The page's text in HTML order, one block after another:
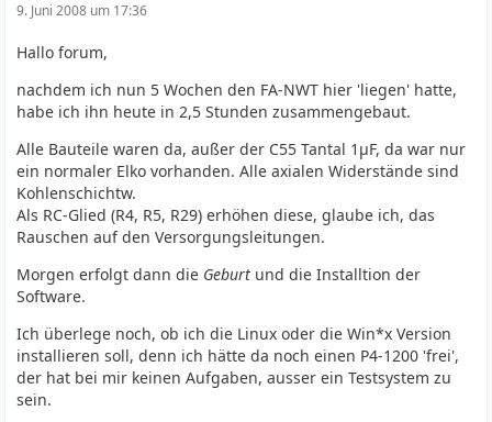
9. Juni 2008 um 17:36
Hallo forum,
nachdem ich nun 5 Wochen den FA-NWT hier 'liegen' hatte,
habe ich ihn heute in 2,5 Stunden zusammengebaut.
Alle Bauteile waren da, außer der C55 Tantal 1µF, da war nur
ein normaler Elko vorhanden. Alle axialen Widerstände sind
Kohlenschichtw.
Als RC-Glied (R4, R5, R29) erhöhen diese, glaube ich, das
Rauschen auf den Versorgungsleitungen.
Morgen erfolgt dann die Geburt und die Installtion der
Software.
Ich überlege noch, ob ich die Linux oder die Win*x Version
installieren soll, denn ich hätte da noch einen P4-1200 'frei',
der hat bei mir keinen Aufgaben, ausser ein Testsystem zu
sein.